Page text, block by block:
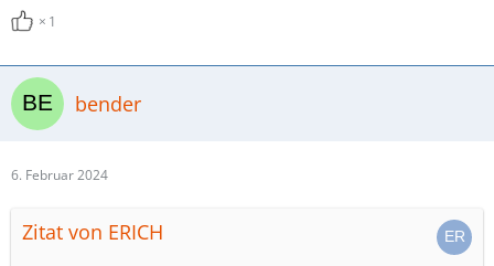
1
bender
6. Februar 2024
Zitat von ERICH